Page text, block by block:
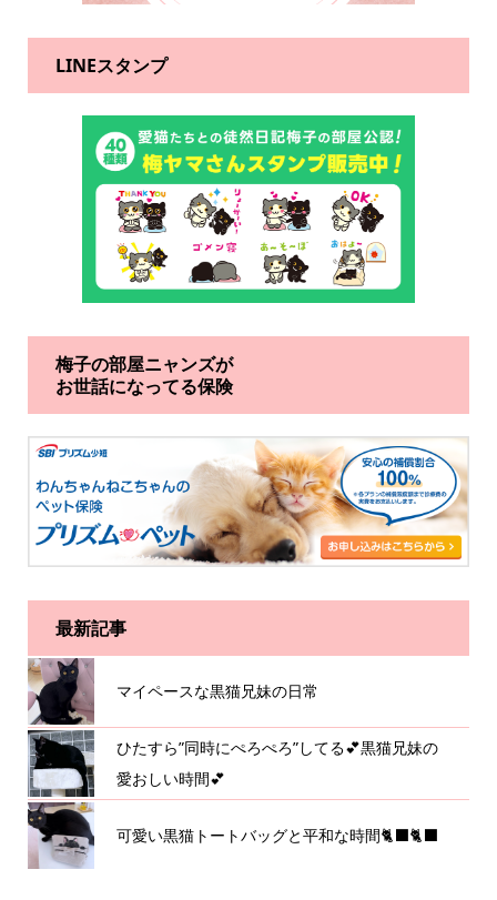
LINEスタンプ
梅子の部屋ニャンズが
お世話になってる保険
最新記事
マイペースな黒猫兄妹の日常
ひたすら”同時にぺろぺろ”してる💕黒猫兄妹の
愛おしい時間💕
可愛い黒猫トートバッグと平和な時間🐈‍⬛🐈‍⬛